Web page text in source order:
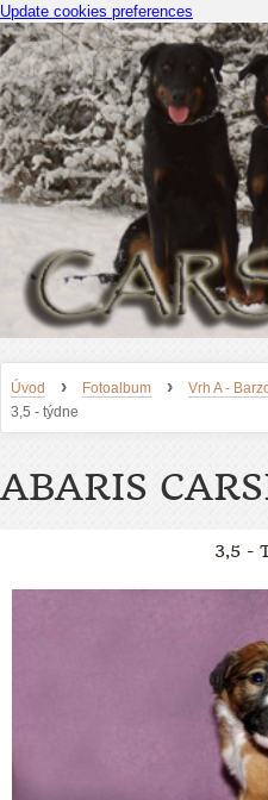
Update cookies preferences
Úvod › Fotoalbum › Vrh A -
3,5 - týdne
ABARIS
3,5 -